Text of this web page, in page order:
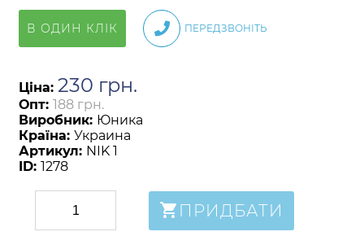
В ОДИН КЛІК ПЕРЕДЗВОНІТЬ
Ціна: 230 грн.
Опт: 188 грн.
Виробник: Юника
Країна: Украина
Артикул: NIK 1
ID: 1278
ПРИДБАТИ